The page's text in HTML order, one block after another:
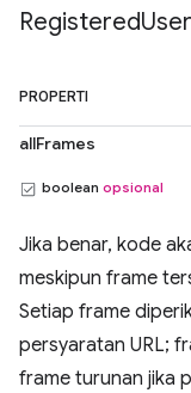
RegisteredUser
PROPERTI
allFrames
boolean opsional
Jika benar, kode
meskipun frame
Setiap frame
persyaratan URL;
frame turunan jika